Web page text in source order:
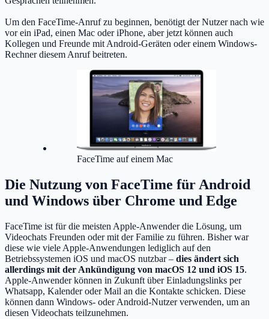
Um den FaceTime-Anruf zu beginnen, benötigt der Nutzer nach wie
vor ein iPad, einen Mac oder iPhone, aber jetzt können auch
Kollegen und Freunde mit Android-Geräten oder einem Windows-
Rechner diesem Anruf beitreten.
FaceTime auf einem Mac
Die Nutzung von FaceTime für Android
und Windows über Chrome und Edge
FaceTime ist für die meisten Apple-Anwender die Lösung, um
Videochats Freunden oder mit der Familie zu führen. Bisher war
diese wie viele Apple-Anwendungen lediglich auf den
Betriebssystemen iOS und macOS nutzbar – dies ändert sich
allerdings mit der Ankündigung von macOS 12 und iOS 15.
Apple-Anwender können in Zukunft über Einladungslinks per
Whatsapp, Kalender oder Mail an die Kontakte schicken. Diese
können dann Windows- oder Android-Nutzer verwenden, um an
diesen Videochats teilzunehmen.